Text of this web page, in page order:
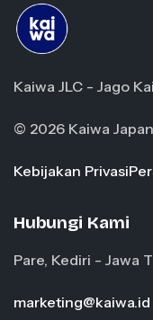
Kaiwa JLC - Jago
© 2026 Kaiwa
Kebijakan Privasi
Hubungi Kami
Pare, Kediri - Jawa
marketing@kaiwa.id